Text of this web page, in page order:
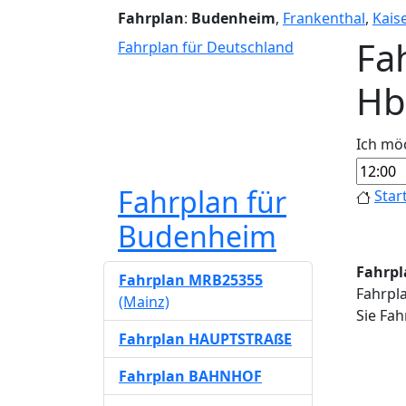
Fahrplan: Budenheim, Frankenthal,
Fahrplan für Deutschland
Ich
Fahrplan für
Budenheim
Sie
Fahrplan MRB25355
(Mainz)
Fahrplan HAUPTSTRAßE
Fahrplan BAHNHOF